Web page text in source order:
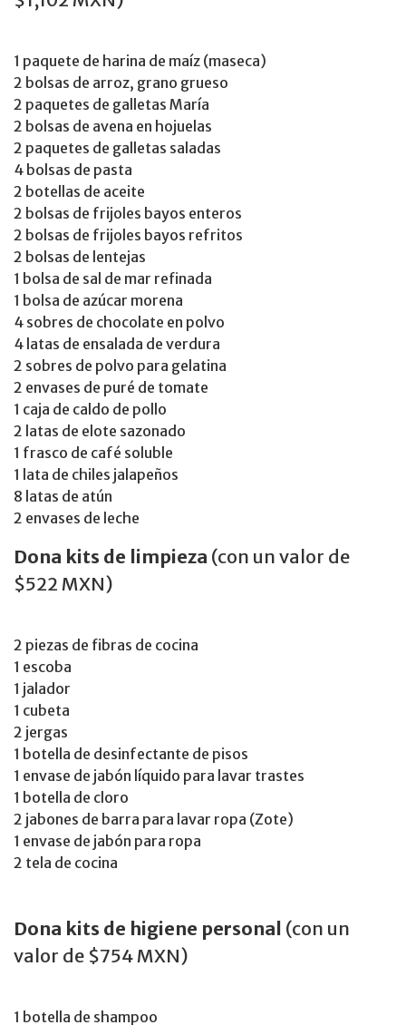
1 paquete de harina de maíz (maseca)
2 bolsas de arroz, grano grueso
2 paquetes de galletas María
2 bolsas de avena en hojuelas
2 paquetes de galletas saladas
4 bolsas de pasta
2 botellas de aceite
2 bolsas de frijoles bayos enteros
2 bolsas de frijoles bayos refritos
2 bolsas de lentejas
1 bolsa de sal de mar refinada
1 bolsa de azúcar morena
4 sobres de chocolate en polvo
4 latas de ensalada de verdura
2 sobres de polvo para gelatina
2 envases de puré de tomate
1 caja de caldo de pollo
2 latas de elote sazonado
1 frasco de café soluble
1 lata de chiles jalapeños
8 latas de atún
2 envases de leche
Dona kits de limpieza (con un valor de
$522 MXN)
2 piezas de fibras de cocina
1 escoba
1 jalador
1 cubeta
2 jergas
1 botella de desinfectante de pisos
1 envase de jabón líquido para lavar trastes
1 botella de cloro
2 jabones de barra para lavar ropa (Zote)
1 envase de jabón para ropa
2 tela de cocina
Dona kits de higiene personal (con un
valor de $754 MXN)
1 botella de shampoo